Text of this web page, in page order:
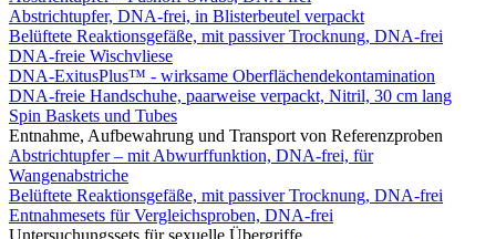
Abstrichtupfer, DNA-frei, in Blisterbeutel verpackt
Belüftete Reaktionsgefäße, mit passiver Trocknung, DNA-frei
DNA-freie Wischvliese
DNA-ExitusPlus™ - wirksame Oberflächendekontamination
DNA-freie Handschuhe, paarweise verpackt, Nitril, 30 cm lang
Spin Baskets und Tubes
Entnahme, Aufbewahrung und Transport von Referenzproben
Abstrichtupfer – mit Abwurffunktion, DNA-frei, für
Wangenabstriche
Belüftete Reaktionsgefäße, mit passiver Trocknung, DNA-frei
Entnahmesets für Vergleichsproben, DNA-frei